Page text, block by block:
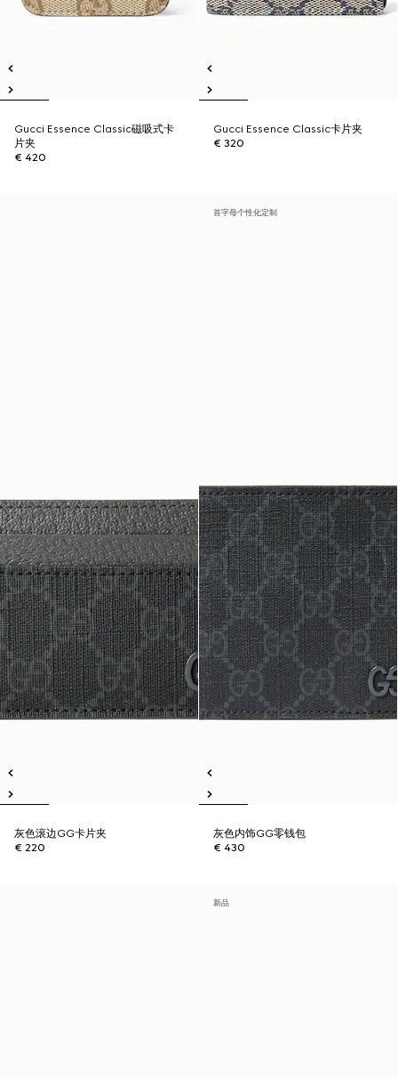
Gucci Essence Classic磁吸式卡
片夹
€ 420
Gucci Essence Classic卡片夹
€ 320
灰色滚边GG卡片夹
€ 220
首字母个性化定制
灰色内饰GG零钱包
€ 430
新品